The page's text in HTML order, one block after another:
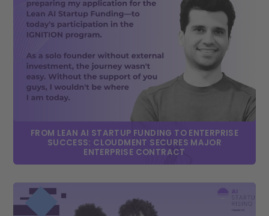
FROM LEAN AI STARTUP FUNDING TO ENTERPRISE
SUCCESS: CLOUDMENT SECURES MAJOR
ENTERPRISE CONTRACT